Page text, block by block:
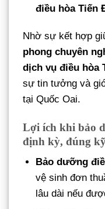
điều hòa Tiến
Nhờ sự kết hợp
phong chuyên
dịch vụ điều hòa
sự tin tưởng và
tại Quốc Oai.
Lợi ích khi bảo
định kỳ, đúng
Bảo dưỡng
vệ sinh đơn
lâu dài nếu